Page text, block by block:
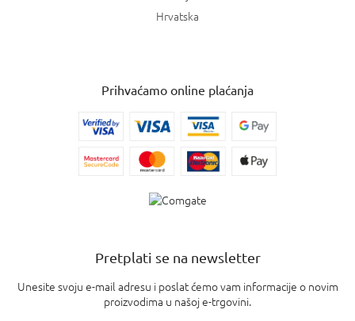
Hrvatska
Prihvaćamo online plaćanja
Pretplati se na newsletter
Unesite svoju e-mail adresu i poslat ćemo vam informacije o novim
proizvodima u našoj e-trgovini.